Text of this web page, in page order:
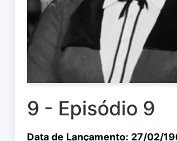
9 - Episódio 9
Data de Lançamento: 27/02/